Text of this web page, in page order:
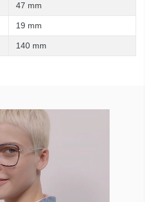
47 mm
19 mm
140 mm